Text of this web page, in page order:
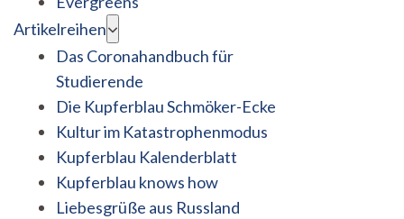
Artikelreihen
Das Coronahandbuch für
Studierende
Die Kupferblau Schmöker-Ecke
Kultur im Katastrophenmodus
Kupferblau Kalenderblatt
Kupferblau knows how
Liebesgrüße aus Russland